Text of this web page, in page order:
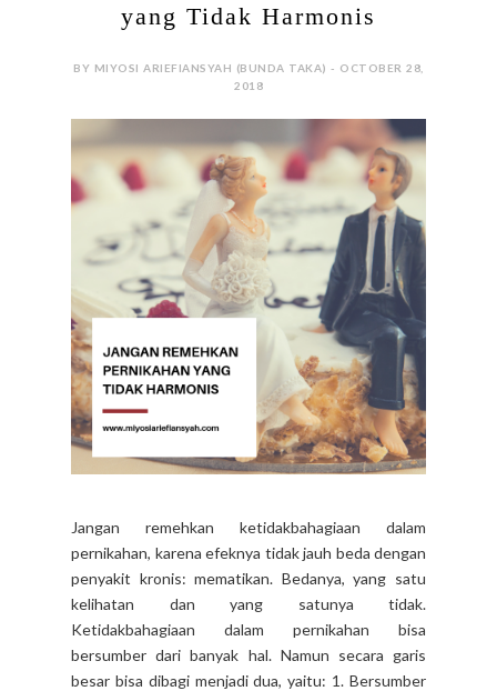
yang Tidak Harmonis
BY MIYOSI ARIEFIANSYAH (BUNDA TAKA) - OCTOBER 28,
2018
Jangan remehkan ketidakbahagiaan dalam
pernikahan, karena efeknya tidak jauh beda dengan
penyakit kronis: mematikan. Bedanya, yang satu
kelihatan dan yang satunya tidak.
Ketidakbahagiaan dalam pernikahan bisa
bersumber dari banyak hal. Namun secara garis
besar bisa dibagi menjadi dua, yaitu: 1. Bersumber